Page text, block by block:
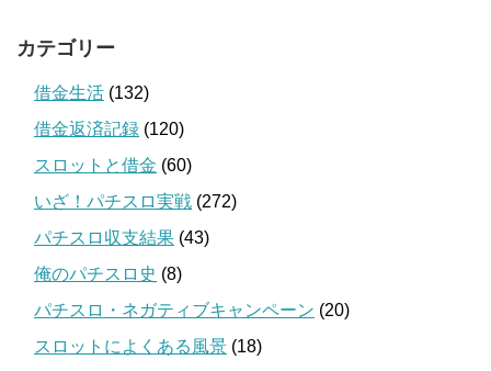
カテゴリー
借金生活 (132)
借金返済記録 (120)
スロットと借金 (60)
いざ！パチスロ実戦 (272)
パチスロ収支結果 (43)
俺のパチスロ史 (8)
パチスロ・ネガティブキャンペーン (20)
スロットによくある風景 (18)